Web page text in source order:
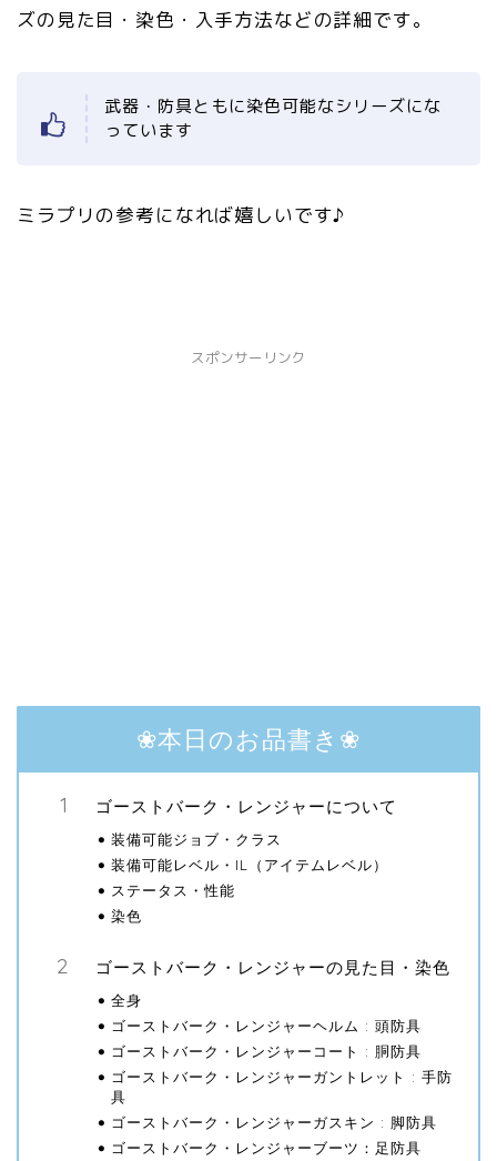
ズの見た目・染色・入手方法などの詳細です。
武器・防具ともに染色可能なシリーズにな
っています
ミラプリの参考になれば嬉しいです♪
スポンサーリンク
❀本日のお品書き❀
ゴーストバーク・レンジャーについて
装備可能ジョブ・クラス
装備可能レベル・IL（アイテムレベル）
ステータス・性能
染色
ゴーストバーク・レンジャーの見た目・染色
全身
ゴーストバーク・レンジャーヘルム : 頭防具
ゴーストバーク・レンジャーコート : 胴防具
ゴーストバーク・レンジャーガントレット : 手防
具
ゴーストバーク・レンジャーガスキン : 脚防具
ゴーストバーク・レンジャーブーツ：足防具